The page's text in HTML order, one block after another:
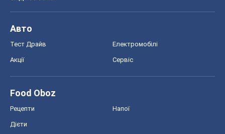
Авто
Тест Драйв Електромобілі
Акції Сервіс
Food Oboz
Рецепти Напої
Дієти